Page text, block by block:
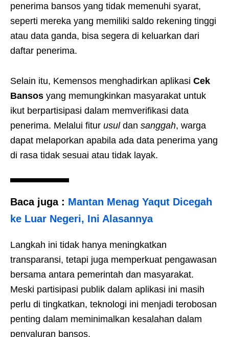
penerima bansos yang tidak memenuhi syarat,
seperti mereka yang memiliki saldo rekening tinggi
atau data ganda, bisa segera di keluarkan dari
daftar penerima.
Selain itu, Kemensos menghadirkan aplikasi Cek
Bansos yang memungkinkan masyarakat untuk
ikut berpartisipasi dalam memverifikasi data
penerima. Melalui fitur usuldan sanggah, warga
dapat melaporkan apabila ada data penerima yang
di rasa tidak sesuai atau tidak layak.
Baca juga : Mantan Menag Yaqut Dicegah
ke Luar Negeri, Ini Alasannya
Langkah ini tidak hanya meningkatkan
transparansi, tetapi juga memperkuat pengawasan
bersama antara pemerintah dan masyarakat.
Meski partisipasi publik dalam aplikasi ini masih
perlu di tingkatkan, teknologi ini menjadi terobosan
penting dalam meminimalkan kesalahan dalam
penyaluran bansos.